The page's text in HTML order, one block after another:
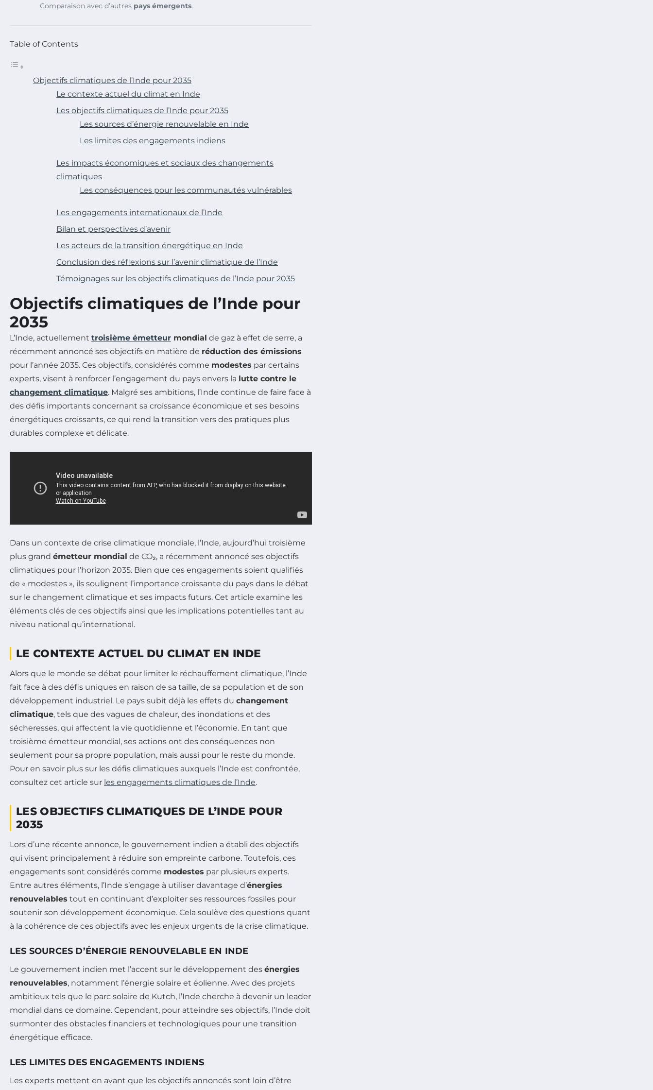
Comparaison avec d’autres pays émergents.
Table of Contents
Objectifs climatiques de l’Inde pour 2035
Le contexte actuel du climat en Inde
Les objectifs climatiques de l’Inde pour 2035
Les sources d’énergie renouvelable en Inde
Les limites des engagements indiens
Les impacts économiques et sociaux des changements
climatiques
Les conséquences pour les communautés vulnérables
Les engagements internationaux de l’Inde
Bilan et perspectives d’avenir
Les acteurs de la transition énergétique en Inde
Conclusion des réflexions sur l’avenir climatique de l’Inde
Témoignages sur les objectifs climatiques de l’Inde pour 2035
Objectifs climatiques de l’Inde pour
2035
L’Inde, actuellement troisième émetteur mondial de gaz à effet de serre, a
récemment annoncé ses objectifs en matière de réduction des émissions
pour l’année 2035. Ces objectifs, considérés comme modestes par certains
experts, visent à renforcer l’engagement du pays envers la lutte contre le
changement climatique. Malgré ses ambitions, l’Inde continue de faire face à
des défis importants concernant sa croissance économique et ses besoins
énergétiques croissants, ce qui rend la transition vers des pratiques plus
durables complexe et délicate.
Dans un contexte de crise climatique mondiale, l’Inde, aujourd’hui troisième
plus grand émetteur mondial de CO₂, a récemment annoncé ses objectifs
climatiques pour l’horizon 2035. Bien que ces engagements soient qualifiés
de « modestes », ils soulignent l’importance croissante du pays dans le débat
sur le changement climatique et ses impacts futurs. Cet article examine les
éléments clés de ces objectifs ainsi que les implications potentielles tant au
niveau national qu’international.
LE CONTEXTE ACTUEL DU CLIMAT EN INDE
Alors que le monde se débat pour limiter le réchauffement climatique, l’Inde
fait face à des défis uniques en raison de sa taille, de sa population et de son
développement industriel. Le pays subit déjà les effets du changement
climatique, tels que des vagues de chaleur, des inondations et des
sécheresses, qui affectent la vie quotidienne et l’économie. En tant que
troisième émetteur mondial, ses actions ont des conséquences non
seulement pour sa propre population, mais aussi pour le reste du monde.
Pour en savoir plus sur les défis climatiques auxquels l’Inde est confrontée,
consultez cet article sur les engagements climatiques de l’Inde.
LES OBJECTIFS CLIMATIQUES DE L’INDE POUR
2035
Lors d’une récente annonce, le gouvernement indien a établi des objectifs
qui visent principalement à réduire son empreinte carbone. Toutefois, ces
engagements sont considérés comme modestes par plusieurs experts.
Entre autres éléments, l’Inde s’engage à utiliser davantage d’énergies
renouvelables tout en continuant d’exploiter ses ressources fossiles pour
soutenir son développement économique. Cela soulève des questions quant
à la cohérence de ces objectifs avec les enjeux urgents de la crise climatique.
LES SOURCES D’ÉNERGIE RENOUVELABLE EN INDE
Le gouvernement indien met l’accent sur le développement des énergies
renouvelables, notamment l’énergie solaire et éolienne. Avec des projets
ambitieux tels que le parc solaire de Kutch, l’Inde cherche à devenir un leader
mondial dans ce domaine. Cependant, pour atteindre ses objectifs, l’Inde doit
surmonter des obstacles financiers et technologiques pour une transition
énergétique efficace.
LES LIMITES DES ENGAGEMENTS INDIENS
Les experts mettent en avant que les objectifs annoncés sont loin d’être